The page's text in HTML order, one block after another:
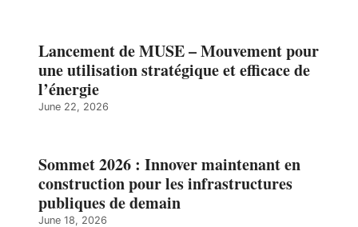
Lancement de MUSE – Mouvement pour
une utilisation stratégique et efficace de
l’énergie
June 22, 2026
Sommet 2026 : Innover maintenant en
construction pour les infrastructures
publiques de demain
June 18, 2026